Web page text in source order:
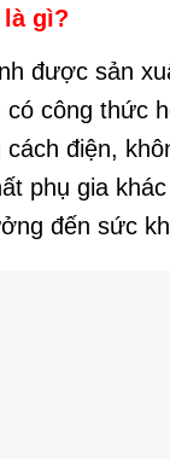
là gì?
được sản
công thức
điện,
phụ gia
đến sức